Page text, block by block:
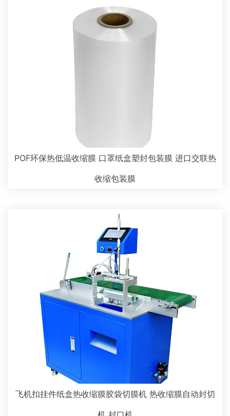
POF环保热低温收缩膜 口罩纸盒塑封包装膜 进口交联热
收缩包装膜
飞机扣挂件纸盒热收缩膜胶袋切膜机 热收缩膜自动封切